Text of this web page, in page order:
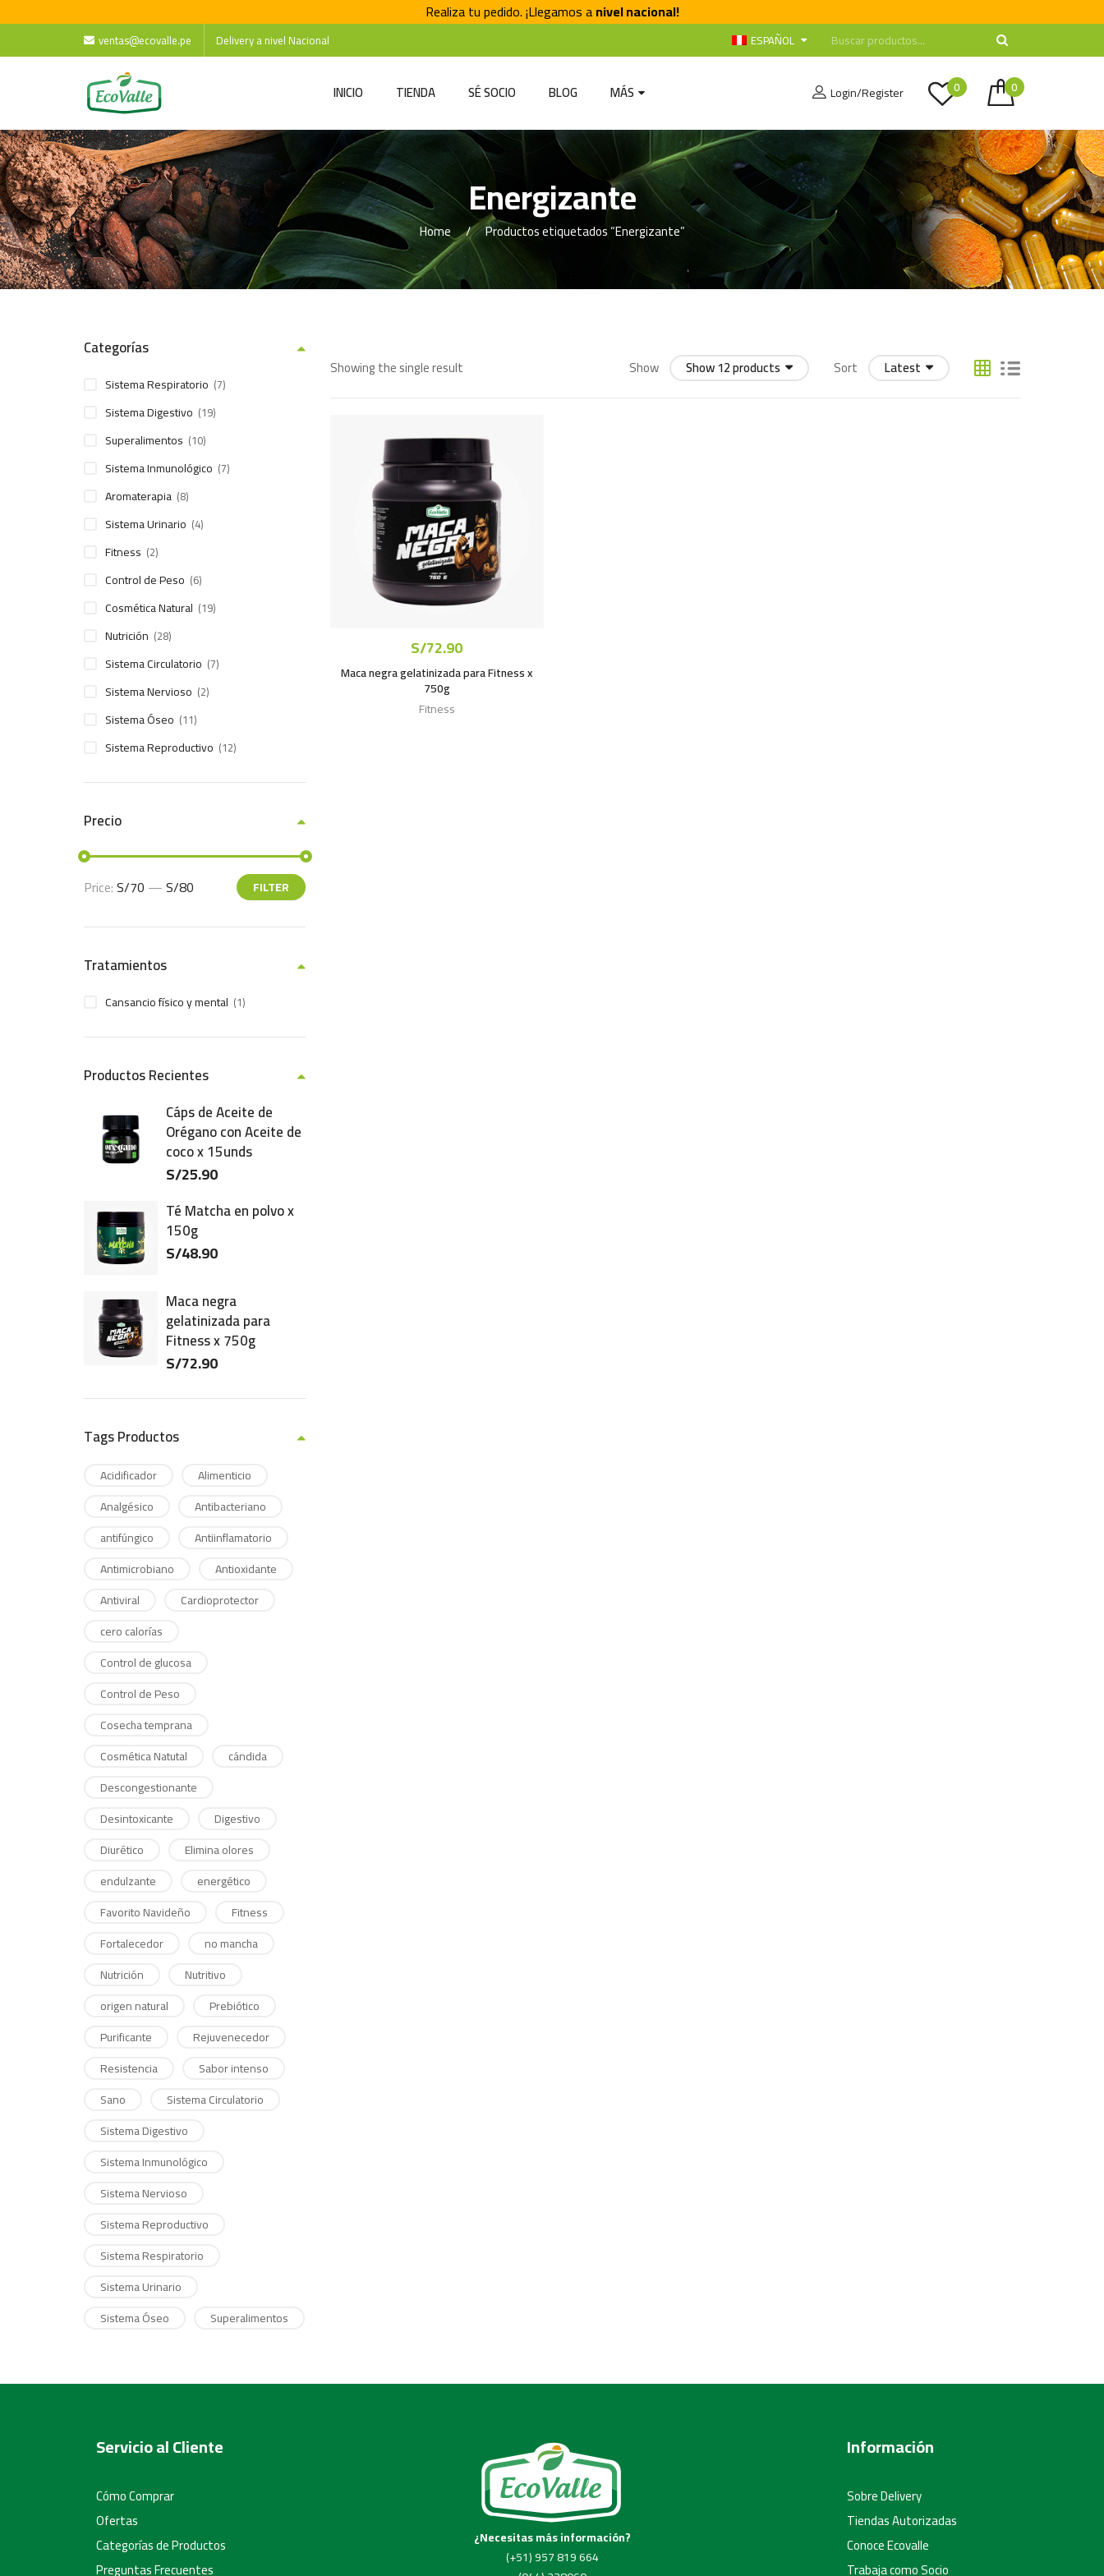
Realiza tu pedido. ¡Llegamos anivel nacional!
ventas@ecovalle.pe Delivery a nivel Nacional ESPAÑOL
INICIO TIENDA SÉ SOCIO BLOG MÁS Login/Register 0 0
Energizante
Home Productos etiquetados “Energizante”
Showing the single result Show Show 12 products Sort Latest
S/72.90
Maca negra gelatinizada para Fitness x
750g
Fitness
Categorías
Sistema Respiratorio (7)
Sistema Digestivo (19)
Superalimentos (10)
Sistema Inmunológico (7)
Aromaterapia (8)
Sistema Urinario (4)
Fitness (2)
Control de Peso (6)
Cosmética Natural (19)
Nutrición (28)
Sistema Circulatorio (7)
Sistema Nervioso (2)
Sistema Óseo (11)
Sistema Reproductivo (12)
Precio
FILTER
Price:S/70 —S/80
Tratamientos
Cansancio físico y mental (1)
Productos Recientes
Cáps de Aceite de
Orégano con Aceite de
coco x 15unds
S/25.90
Té Matcha en polvo x
150g
S/48.90
Maca negra
gelatinizada para
Fitness x 750g
S/72.90
Tags Productos
Acidificador
Alimenticio
Analgésico
Antibacteriano
antifúngico
Antiinflamatorio
Antimicrobiano
Antioxidante
Antiviral
Cardioprotector
cero calorías
Control de glucosa
Control de Peso
Cosecha temprana
Cosmética Natutal
cándida
Descongestionante
Desintoxicante
Digestivo
Diurético
Elimina olores
endulzante
energético
Favorito Navideño
Fitness
Fortalecedor
no mancha
Nutrición
Nutritivo
origen natural
Prebiótico
Purificante
Rejuvenecedor
Resistencia
Sabor intenso
Sano
Sistema Circulatorio
Sistema Digestivo
Sistema Inmunológico
Sistema Nervioso
Sistema Reproductivo
Sistema Respiratorio
Sistema Urinario
Sistema Óseo
Superalimentos
Servicio al Cliente
Cómo Comprar
Ofertas
Categorías de Productos
Preguntas Frecuentes
¿Necesitas más información?
(+51) 957 819 664
Información
Sobre Delivery
Tiendas Autorizadas
Conoce Ecovalle
Trabaja como Socio